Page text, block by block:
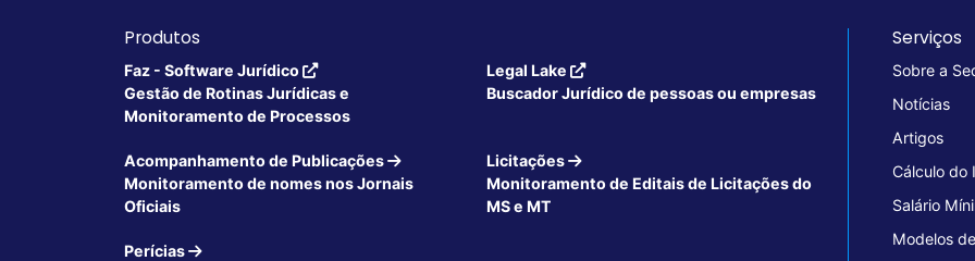
Produtos
Faz - Software Jurídico
Gestão de Rotinas Jurídicas e
Monitoramento de Processos
Legal Lake
Buscador Jurídico de pessoas ou empresas
Acompanhamento de Publicações
Monitoramento de nomes nos Jornais
Oficiais
Licitações
Monitoramento de Editais de Licitações do
MS e MT
Perícias
Serviços
Sobre a
Notícias
Artigos
Cálculo do
Salário
Modelos